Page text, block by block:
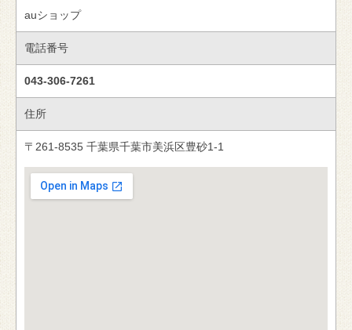
auショップ
電話番号
043-306-7261
住所
〒261-8535 千葉県千葉市美浜区豊砂1-1